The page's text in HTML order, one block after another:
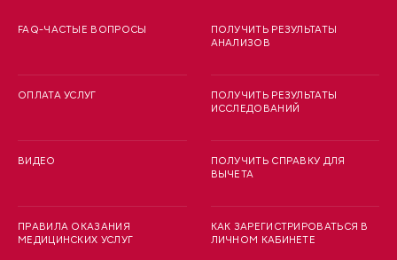
FAQ-ЧАСТЫЕ ВОПРОСЫ
ОПЛАТА УСЛУГ
ВИДЕО
ПРАВИЛА ОКАЗАНИЯ
МЕДИЦИНСКИХ УСЛУГ
ПОЛУЧИТЬ РЕЗУЛЬТАТЫ
АНАЛИЗОВ
ПОЛУЧИТЬ РЕЗУЛЬТАТЫ
ИССЛЕДОВАНИЙ
ПОЛУЧИТЬ СПРАВКУ ДЛЯ
ВЫЧЕТА
КАК ЗАРЕГИСТРИРОВАТЬСЯ В
ЛИЧНОМ КАБИНЕТЕ